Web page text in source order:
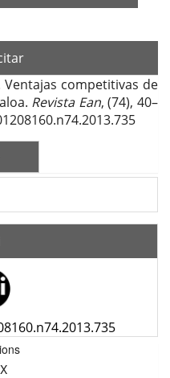
Ventajas competitivas de
Revista Ean, (74), 40–